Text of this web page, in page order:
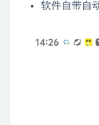
软件自带自